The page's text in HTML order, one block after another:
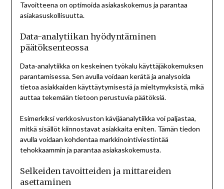
Tavoitteena on optimoida asiakaskokemus ja parantaa
asiakasuskollisuutta.
Data-analytiikan hyödyntäminen
päätöksenteossa
Data-analytiikka on keskeinen työkalu käyttäjäkokemuksen
parantamisessa. Sen avulla voidaan kerätä ja analysoida
tietoa asiakkaiden käyttäytymisestä ja mieltymyksistä, mikä
auttaa tekemään tietoon perustuvia päätöksiä.
Esimerkiksi verkkosivuston kävijäanalytiikka voi paljastaa,
mitkä sisällöt kiinnostavat asiakkaita eniten. Tämän tiedon
avulla voidaan kohdentaa markkinointiviestintää
tehokkaammin ja parantaa asiakaskokemusta.
Selkeiden tavoitteiden ja mittareiden
asettaminen